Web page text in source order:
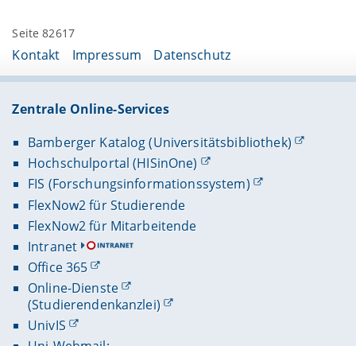
Seite 82617
Kontakt Impressum Datenschutz
Zentrale Online-Services
Bamberger Katalog (Universitätsbibliothek)
Hochschulportal (HISinOne)
FIS (Forschungsinformationssystem)
FlexNow2 für Studierende
FlexNow2 für Mitarbeitende
Intranet
Office 365
Online-Dienste
(Studierendenkanzlei)
UnivIS